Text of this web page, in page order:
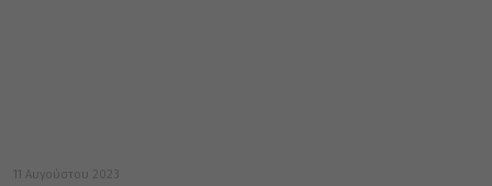
11 Αυγούστου 2023